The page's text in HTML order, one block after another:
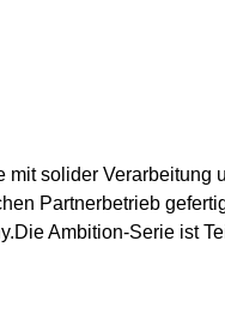
solider Verarbeitung
Partnerbetrieb
Ambition-Serie ist